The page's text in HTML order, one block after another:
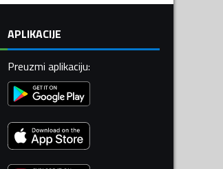
APLIKACIJE
Preuzmi aplikaciju: